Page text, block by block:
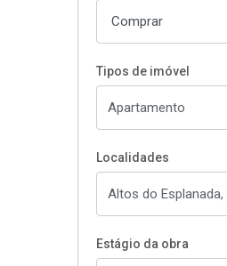
Tipos de imóvel
Localidades
Estágio da obra